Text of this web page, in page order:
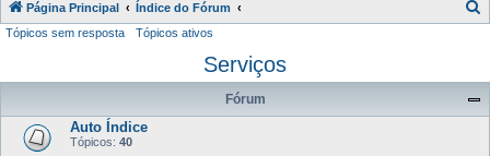
Página Principal Índice do Fórum
q
Tópicos sem resposta Tópicos ativos
Serviços
Fórum
Auto Índice
Tópicos: 40